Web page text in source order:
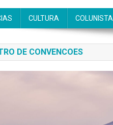
CULTURA COLUNISTA
DE CONVENCOES